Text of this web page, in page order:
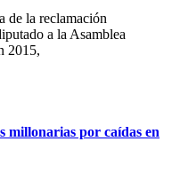
de la reclamación
a la Asamblea
2015,
millonarias por caídas en